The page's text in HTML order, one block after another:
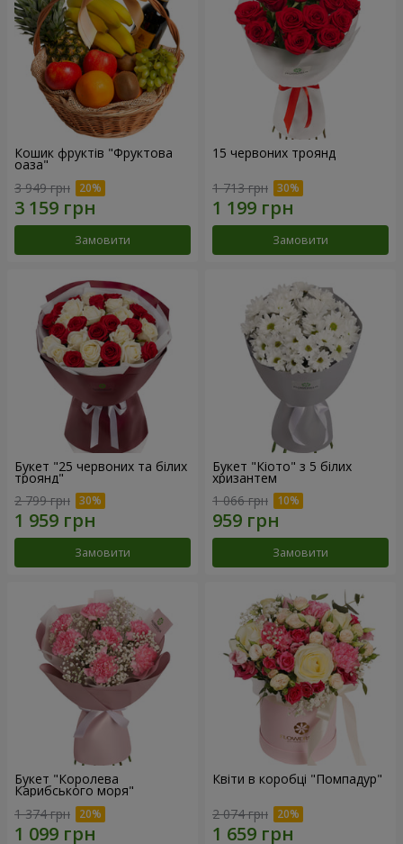
Кошик фруктів "Фруктова
оаза"
3 949 грн
Замовити
15 червоних троянд
1 713 грн
Замовити
Букет "25 червоних та білих
троянд"
2 799 грн
Замовити
Букет "Кіото" з 5 білих
хризантем
1 066 грн
Замовити
Букет "Королева
Карибського моря"
1 374 грн
Квіти в коробці "Помпадур"
2 074 грн